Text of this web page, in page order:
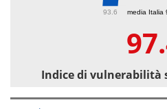
media Italia
93.6
Indice di vulnerabilità